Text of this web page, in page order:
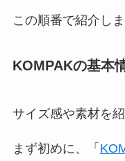
この順番で紹介し
KOMPAKの基本
サイズ感や素材を紹
まず初めに、「